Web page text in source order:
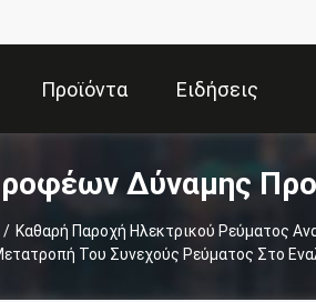
Προϊόντα Ειδήσεις
Δύναμης
/ Καθαρή Παροχή Ηλεκτρικού Ρεύματος
Του Συνεχούς Ρεύματος Στο